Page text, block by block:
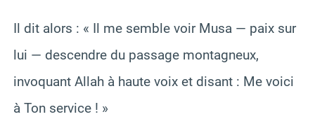
Il dit alors : « Il me semble voir Musa — paix sur
lui — descendre du passage montagneux,
invoquant Allah à haute voix et disant : Me voici
à Ton service ! »